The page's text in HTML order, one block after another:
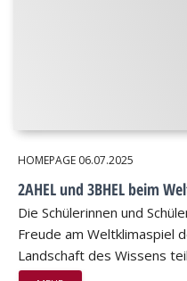
HOMEPAGE 06.07.2025
2AHEL und 3BHEL beim
Die Schülerinnen und
Freude am Weltklimaspiel
Landschaft des Wissens